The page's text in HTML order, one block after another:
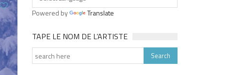
Powered by Translate
TAPE LE NOM DE L’ARTISTE